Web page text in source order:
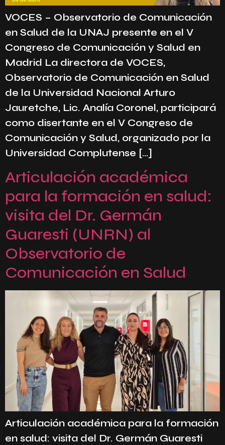
VOCES – Observatorio de Comunicación
en Salud de la UNAJ presente en el V
Congreso de Comunicación y Salud en
Madrid La directora de VOCES,
Observatorio de Comunicación en Salud
de la Universidad Nacional Arturo
Jauretche, Lic. Analía Coronel, participará
como disertante en el V Congreso de
Comunicación y Salud, organizado por la
Universidad Complutense […]
Articulación académica
para la formación en salud:
visita del Dr. Germán
Guaresti (UNRN) al
Observatorio de
Comunicación en Salud
Articulación académica para la formación
en salud: visita del Dr. Germán Guaresti